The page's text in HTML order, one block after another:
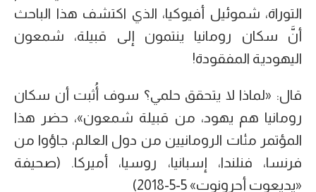
التوراة، شموئيل أفيوكيا، الذي اكتشف هذا الباحث
أنَّ سكان رومانيا ينتمون إلى قبيلة، شمعون
اليهودية المفقودة!
قال: «لماذا لا يتحقق حلمي؟ سوف أُثبت أن سكان
رومانيا هم يهود، من قبيلة شمعون»، حضر هذا
المؤتمر مئات الرومانيين من دول العالم، جاؤوا من
فرنسا، فنلندا، إسبانيا، روسيا، أميركا. (صحيفة
«يديعوت أحرونوت» 5-5-2018)